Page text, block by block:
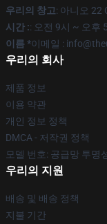
우리의 창고: 아니오 22
시간 :: 오전 9시 ~ 오후
이름 *이메일 :
우리의 회사
제품 정보
이용 약관
개인 정보 정책
DMCA - 저작권 정책
모델 번호: 공급망 투명
우리의 지원
배송 및 배송 정책
지불 기간